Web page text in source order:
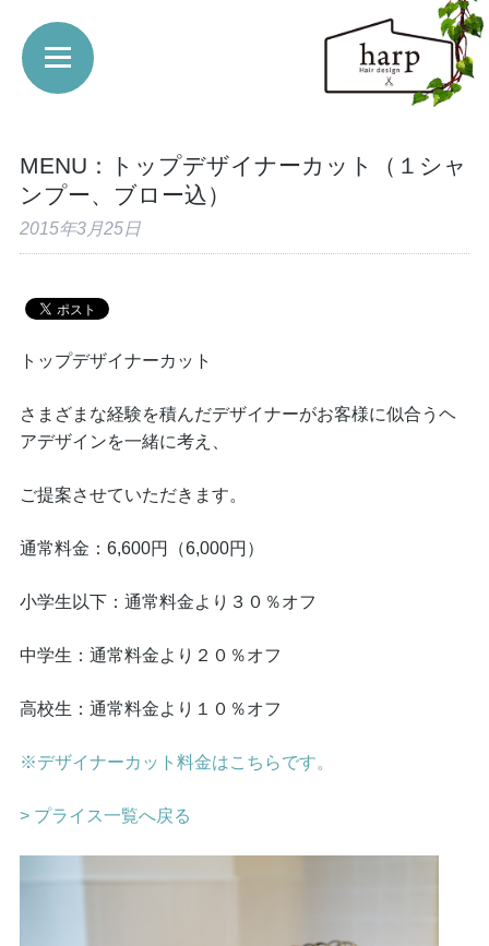
MENU：トップデザイナーカット（１シャ
ンプー、ブロー込）
2015年3月25日
トップデザイナーカット
さまざまな経験を積んだデザイナーがお客様に似合うヘ
アデザインを一緒に考え、
ご提案させていただきます。
通常料金：6,600円（6,000円）
小学生以下：通常料金より３０％オフ
中学生：通常料金より２０％オフ
高校生：通常料金より１０％オフ
※デザイナーカット料金はこちらです。
> プライス一覧へ戻る